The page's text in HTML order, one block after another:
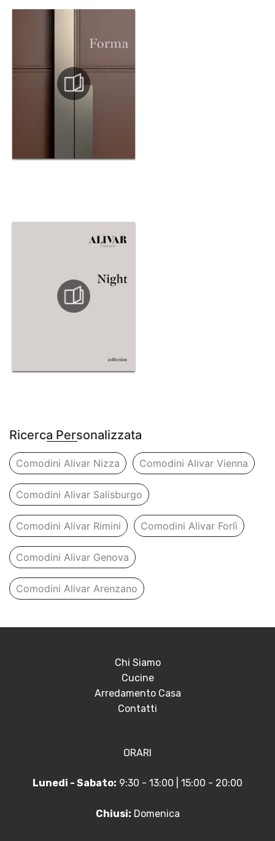
Ricerca Personalizzata
Comodini Alivar Nizza Comodini Alivar Vienna
Comodini Alivar Salisburgo
Comodini Alivar Rimini Comodini Alivar Forlì
Comodini Alivar Genova
Comodini Alivar Arenzano
Chi Siamo
Cucine
Arredamento Casa
Contatti
ORARI
Lunedi - Sabato: 9:30 - 13:00 | 15:00 - 20:00
Chiusi: Domenica